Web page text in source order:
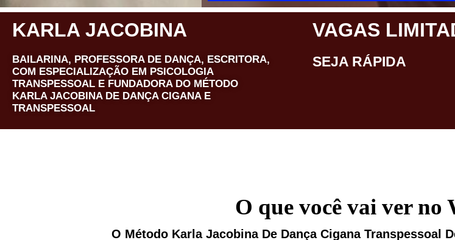
KARLA JACOBINA
BAILARINA, PROFESSORA DE DANÇA, ESCRITORA,
COM ESPECIALIZAÇÃO EM PSICOLOGIA
TRANSPESSOAL E FUNDADORA DO MÉTODO
KARLA JACOBINA DE DANÇA CIGANA E
TRANSPESSOAL
VAGAS
SEJA RÁPIDA
O que você vai ver
O Método Karla Jacobina De Dança Cigana Transpessoal